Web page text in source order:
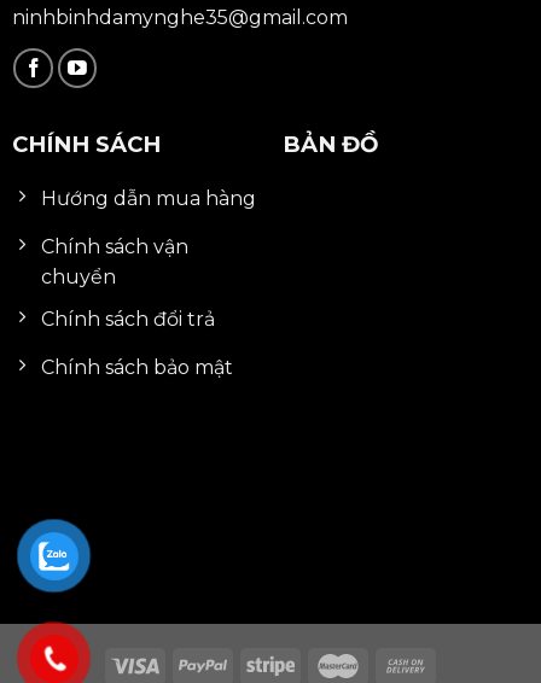
ninhbinhdamynghe35@gmail.com
CHÍNH SÁCH
Hướng dẫn mua hàng
Chính sách vận
chuyển
Chính sách đổi trả
Chính sách bảo mật
BẢN ĐỒ